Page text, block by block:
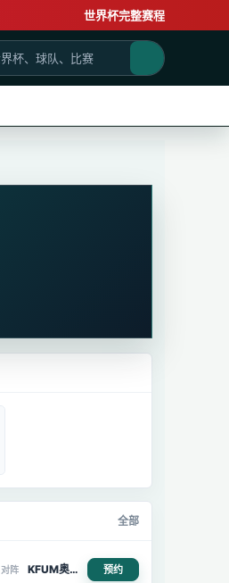
世界杯完整赛程
全部
对阵 KFUM奥斯陆 预约